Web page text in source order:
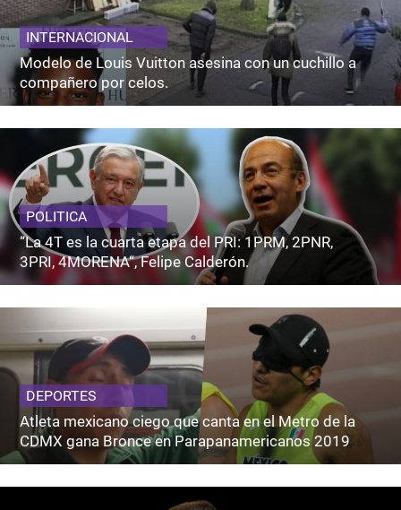
INTERNACIONAL
Modelo de Louis Vuitton asesina con un cuchillo a
compañero por celos.
POLITICA
“La 4T es la cuarta etapa del PRI: 1PRM, 2PNR,
3PRI, 4MORENA“, Felipe Calderón.
DEPORTES
Atleta mexicano ciego que canta en el Metro de la
CDMX gana Bronce en Parapanamericanos 2019